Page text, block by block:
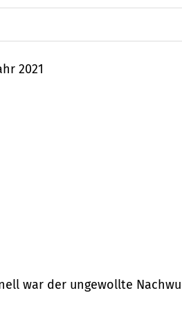
2021
war der ungewollte